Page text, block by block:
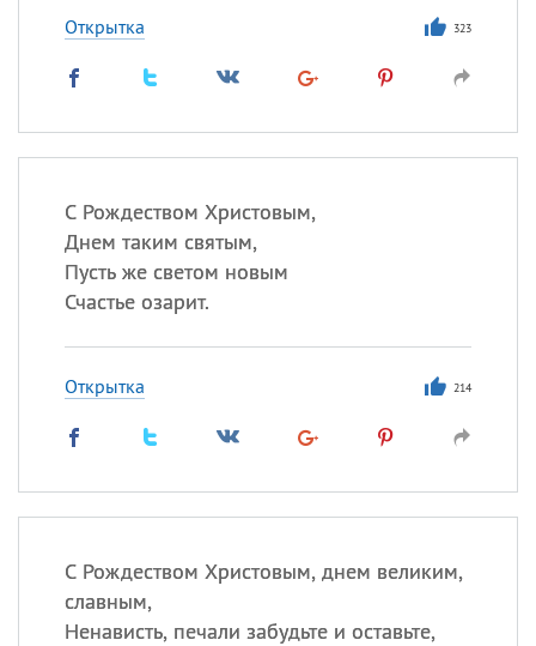
Открытка 323
С Рождеством Христовым,
Днем таким святым,
Пусть же светом новым
Счастье озарит.
Открытка 214
С Рождеством Христовым, днем великим,
славным,
Ненависть, печали забудьте и оставьте,